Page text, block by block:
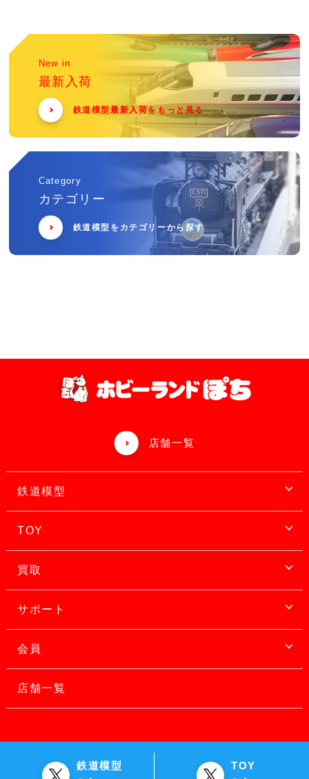
New in
最新入荷
鉄道模型最新入荷をもっと見る
Category
カテゴリー
鉄道模型をカテゴリーから探す
店舗一覧
鉄道模型
TOY
買取
サポート
会員
店舗一覧
鉄道模型 TOY